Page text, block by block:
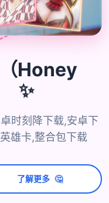
Honey
✨
时刻降下载,安卓下
雄卡,整合包下载
了解更多 🤔